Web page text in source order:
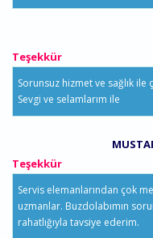
Teşekkür
Sorunsuz hizmet ve sağlık
Sevgi ve selamlarım ile
Teşekkür
Servis elemanlarından çok
uzmanlar. Buzdolabımın
rahatlığıyla tavsiye ederim.